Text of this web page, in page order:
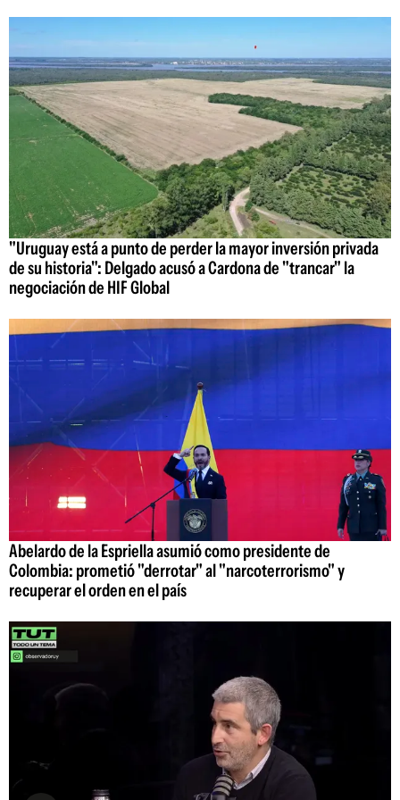
"Uruguay está a punto de perder la mayor inversión privada
de su historia": Delgado acusó a Cardona de "trancar" la
negociación de HIF Global
Abelardo de la Espriella asumió como presidente de
Colombia: prometió "derrotar" al "narcoterrorismo" y
recuperar el orden en el país